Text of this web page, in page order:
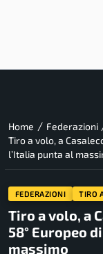
Home / Federazioni
Tiro a volo, a
l’Italia punta al
FEDERAZIONI TIRO
Tiro a volo, a
58° Europeo
massimo